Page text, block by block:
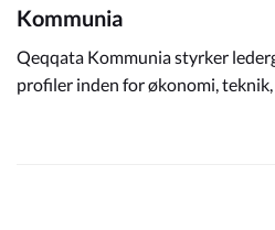
Kommunia
Qeqqata Kommunia styrker
profiler inden for økonomi,